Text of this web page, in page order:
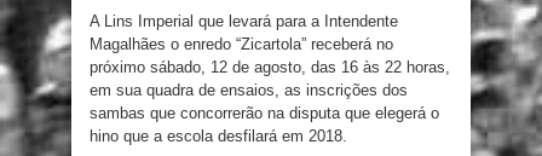
A Lins Imperial que levará para a Intendente
Magalhães o enredo “Zicartola” receberá no
próximo sábado, 12 de agosto, das 16 às 22 horas,
em sua quadra de ensaios, as inscrições dos
sambas que concorrerão na disputa que elegerá o
hino que a escola desfilará em 2018.